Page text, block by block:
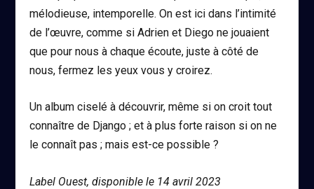
mélodieuse, intemporelle. On est ici dans l’intimité
de l’œuvre, comme si Adrien et Diego ne jouaient
que pour nous à chaque écoute, juste à côté de
nous, fermez les yeux vous y croirez.
Un album ciselé à découvrir, même si on croit tout
connaître de Django ; et à plus forte raison si on ne
le connaît pas ; mais est-ce possible ?
Label Ouest, disponible le 14 avril 2023